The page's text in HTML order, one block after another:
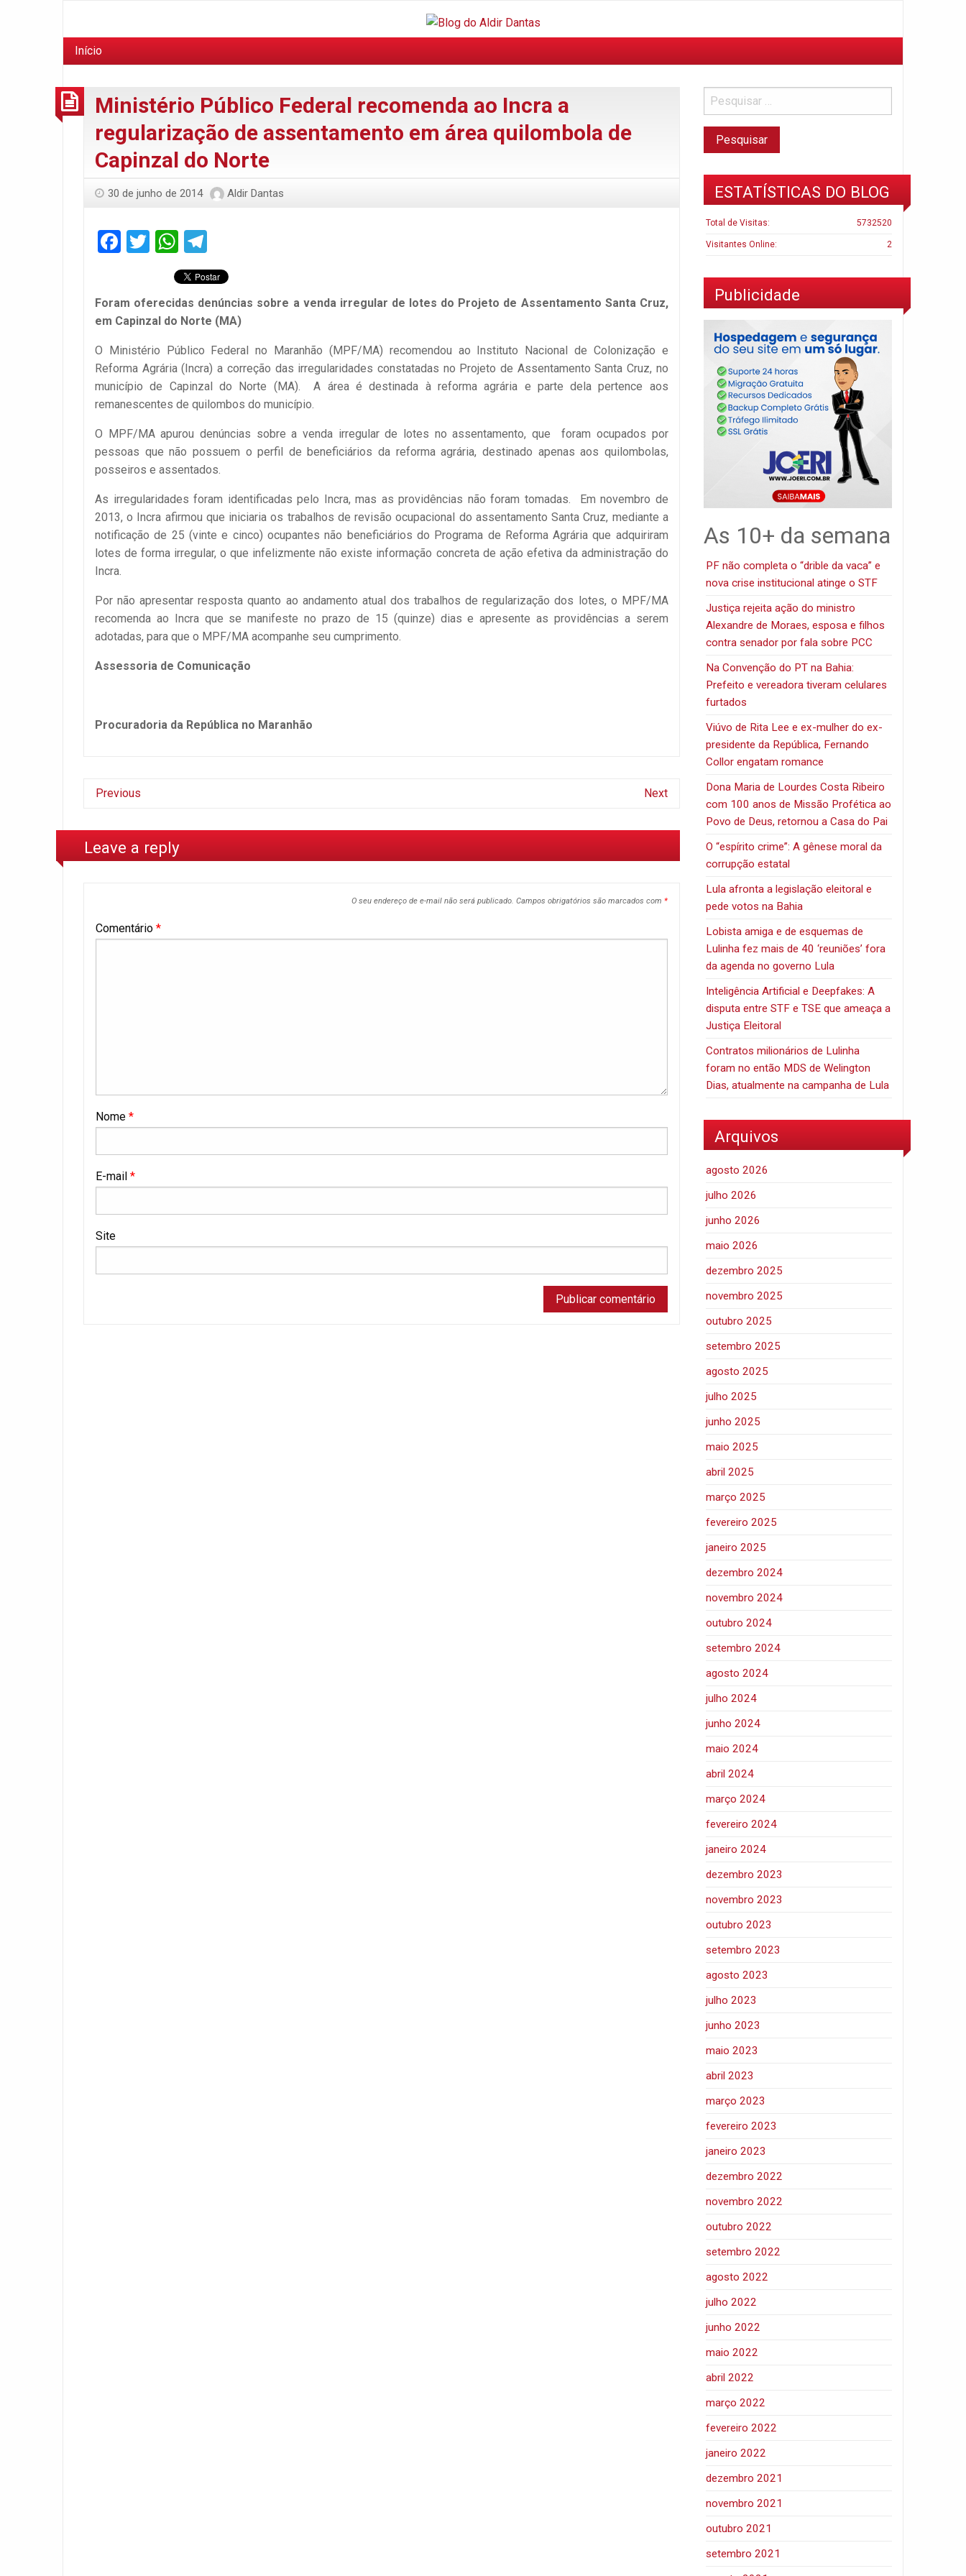
Início
Ministério Público Federal recomenda ao Incra a
regularização de assentamento em área quilombola de
Capinzal do Norte
30 de junho de 2014 Aldir Dantas
Facebook
TwitterWhatsApp
Foram oferecidas denúncias sobre a venda irregular de lotes do Projeto de Assentamento Santa Cruz,
em Capinzal do Norte (MA)
O Ministério Público Federal no Maranhão (MPF/MA) recomendou ao Instituto Nacional de Colonização e
Reforma Agrária (Incra) a correção das irregularidades constatadas no Projeto de Assentamento Santa Cruz, no
município de Capinzal do Norte (MA). A área é destinada à reforma agrária e parte dela pertence aos
remanescentes de quilombos do município.
O MPF/MA apurou denúncias sobre a venda irregular de lotes no assentamento, que foram ocupados por
pessoas que não possuem o perfil de beneficiários da reforma agrária, destinado apenas aos quilombolas,
posseiros e assentados.
As irregularidades foram identificadas pelo Incra, mas as providências não foram tomadas. Em novembro de
2013, o Incra afirmou que iniciaria os trabalhos de revisão ocupacional do assentamento Santa Cruz, mediante a
notificação de 25 (vinte e cinco) ocupantes não beneficiários do Programa de Reforma Agrária que adquiriram
lotes de forma irregular, o que infelizmente não existe informação concreta de ação efetiva da administração do
Incra.
Por não apresentar resposta quanto ao andamento atual dos trabalhos de regularização dos lotes, o MPF/MA
recomenda ao Incra que se manifeste no prazo de 15 (quinze) dias e apresente as providências a serem
adotadas, para que o MPF/MA acompanhe seu cumprimento.
Assessoria de Comunicação
Procuradoria da República no Maranhão
Previous Next
Leave a reply
O seu endereço de e-mail não será publicado. Campos obrigatórios são marcados com *
Comentário *
Nome *
E-mail *
Site
ESTATÍSTICAS DO BLOG
5732520
Total de Visitas:
2
Visitantes Online:
Publicidade
As 10+ da semana
PF não completa o “drible da vaca” e
nova crise institucional atinge o STF
Justiça rejeita ação do ministro
Alexandre de Moraes, esposa e filhos
contra senador por fala sobre PCC
Na Convenção do PT na Bahia:
Prefeito e vereadora tiveram celulares
furtados
Viúvo de Rita Lee e ex-mulher do ex-
presidente da República, Fernando
Collor engatam romance
Dona Maria de Lourdes Costa Ribeiro
com 100 anos de Missão Profética ao
Povo de Deus, retornou a Casa do Pai
O “espírito crime”: A gênese moral da
corrupção estatal
Lula afronta a legislação eleitoral e
pede votos na Bahia
Lobista amiga e de esquemas de
Lulinha fez mais de 40 ‘reuniões’ fora
da agenda no governo Lula
Inteligência Artificial e Deepfakes: A
disputa entre STF e TSE que ameaça a
Justiça Eleitoral
Contratos milionários de Lulinha
foram no então MDS de Welington
Dias, atualmente na campanha de Lula
Arquivos
agosto 2026
julho 2026
junho 2026
maio 2026
dezembro 2025
novembro 2025
outubro 2025
setembro 2025
agosto 2025
julho 2025
junho 2025
maio 2025
abril 2025
março 2025
fevereiro 2025
janeiro 2025
dezembro 2024
novembro 2024
outubro 2024
setembro 2024
agosto 2024
julho 2024
junho 2024
maio 2024
abril 2024
março 2024
fevereiro 2024
janeiro 2024
dezembro 2023
novembro 2023
outubro 2023
setembro 2023
agosto 2023
julho 2023
junho 2023
maio 2023
abril 2023
março 2023
fevereiro 2023
janeiro 2023
dezembro 2022
novembro 2022
outubro 2022
setembro 2022
agosto 2022
julho 2022
junho 2022
maio 2022
abril 2022
março 2022
fevereiro 2022
janeiro 2022
dezembro 2021
novembro 2021
outubro 2021
setembro 2021